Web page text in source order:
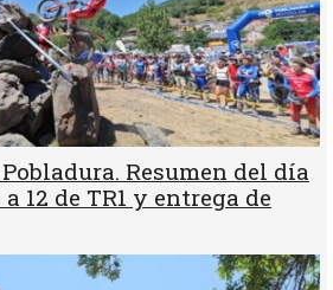
Resumen del día
12 de TR1 y entrega de